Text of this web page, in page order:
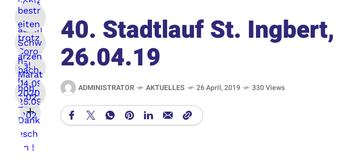
40. Stadtlauf St. Ingbert,
26.04.19
ADMINISTRATOR AKTUELLES 26 April, 2019 330 Views